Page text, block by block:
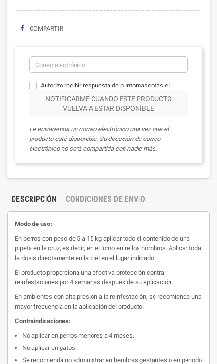
COMPARTIR
Autorizo recibir respuesta de puntomascotas.cl
NOTIFICARME CUANDO ESTE PRODUCTO
VUELVA A ESTAR DISPONIBLE
Le enviaremos un correo electrónico una vez que el
producto esté disponible. Su dirección de correo
electrónico no será compartida con nadie más.
DESCRIPCIÓN CONDICIONES DE ENVIO
Modo de uso:
En perros con peso de 5 a 15 kg aplicar todo el contenido de una
pipeta en la cruz, es decir, en el lomo entre los hombros. Aplicar toda
la dosis directamente en la piel en el lugar indicado.
El producto proporciona una efectiva protección contra
reinfestaciones por 4 semanas después de su aplicación.
En ambientes con alta presión a la reinfestación, se recomienda una
mayor frecuencia en la aplicación del producto.
Contraindicaciones:
No aplicar en perros menores a 4 meses.
No aplicar en gatos.
Se recomienda no administrar en hembras gestantes o en periodo